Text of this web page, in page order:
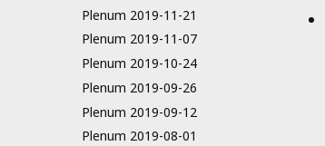
Plenum 2019-11-21
Plenum 2019-11-07
Plenum 2019-10-24
Plenum 2019-09-26
Plenum 2019-09-12
Plenum 2019-08-01